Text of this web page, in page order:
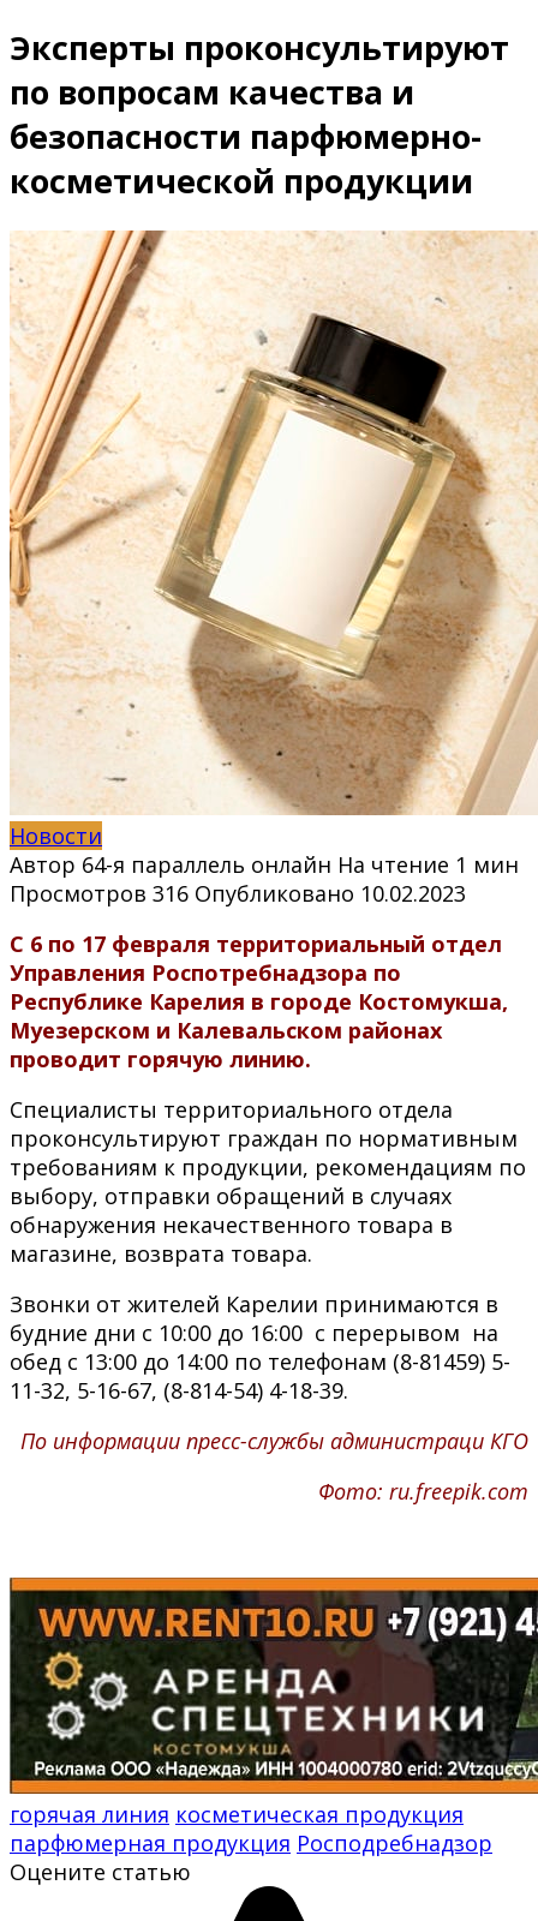
Эксперты проконсультируют
по вопросам качества и
безопасности парфюмерно-
косметической продукции
Новости
Автор 64-я параллель онлайн На чтение 1 мин
Просмотров 316 Опубликовано 10.02.2023
С 6 по 17 февраля территориальный отдел
Управления Роспотребнадзора по
Республике Карелия в городе Костомукша,
Муезерском и Калевальском районах
проводит горячую линию.
Специалисты территориального отдела
проконсультируют граждан по нормативным
требованиям к продукции, рекомендациям по
выбору, отправки обращений в случаях
обнаружения некачественного товара в
магазине, возврата товара.
Звонки от жителей Карелии принимаются в
будние дни с 10:00 до 16:00 с перерывом на
обед с 13:00 до 14:00 по телефонам (8-81459) 5-
11-32, 5-16-67, (8-814-54) 4-18-39.
По информации пресс-службы администраци КГО
Фото: ru.freepik.com
горячая линия косметическая продукция
парфюмерная продукция Росподребнадзор
Оцените статью